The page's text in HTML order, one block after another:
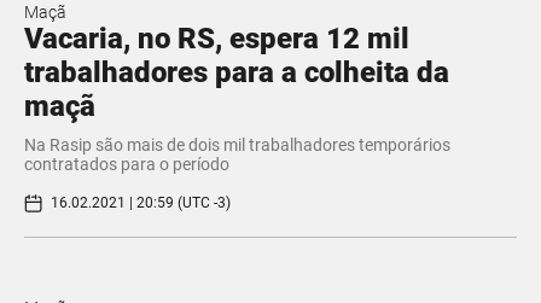
Maçã
Vacaria, no RS, espera 12 mil
trabalhadores para a colheita da
maçã
Na Rasip são mais de dois mil trabalhadores temporários
contratados para o período
16.02.2021 | 20:59 (UTC -3)